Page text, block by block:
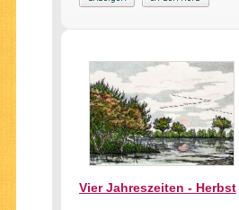
Vier Jahreszeiten - Herbst